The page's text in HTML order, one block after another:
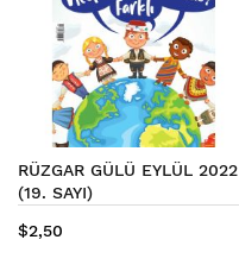
RÜZGAR GÜLÜ EYLÜL 2022
(19. SAYI)
$2,50